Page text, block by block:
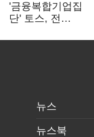
'금융복합기업집
단' 토스, 전
표준화
뉴스
뉴스북